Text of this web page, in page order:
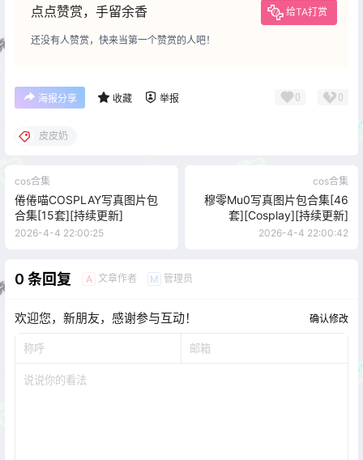
点点赞赏，手留余香 给TA打赏
还没有人赞赏，快来当第一个赞赏的人吧！
海报分享 收藏 举报 0 0
皮皮奶
cos合集
倦倦喵COSPLAY写真图片包
合集[15套][持续更新]
2026-4-4 22:00:25
cos合集
穆零Mu0写真图片包合集[46
套][Cosplay][持续更新]
2026-4-4 22:00:42
0 条回复 A 文章作者 M 管理员
欢迎您，新朋友，感谢参与互动！ 确认修改